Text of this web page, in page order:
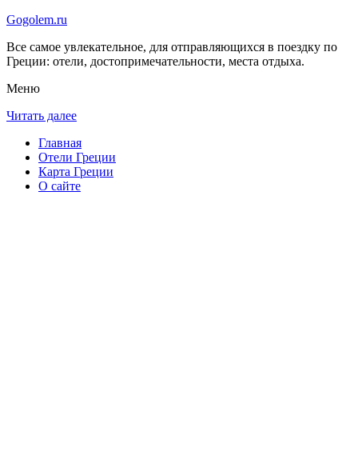
Gogolem.ru
Все самое увлекательное, для отправляющихся в поездку по
Греции: отели, достопримечательности, места отдыха.
Меню
Читать далее
Главная
Отели Греции
Карта Греции
О сайте